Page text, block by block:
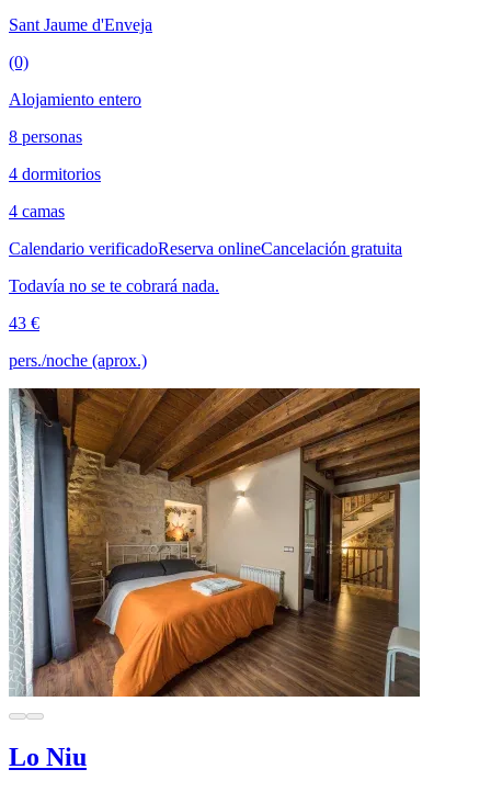
Sant Jaume d'Enveja
(0)
Alojamiento entero
8 personas
4 dormitorios
4 camas
Calendario verificadoReserva onlineCancelación gratuita
Todavía no se te cobrará nada.
43 €
pers./noche (aprox.)
Lo Niu